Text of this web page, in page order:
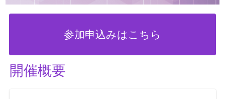
参加申込みはこちら
開催概要